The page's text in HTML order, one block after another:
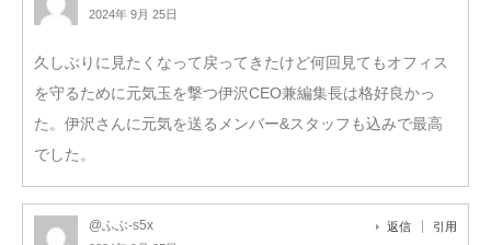
2024年 9月 25日
久しぶりに見たくなって戻ってきたけど何回見てもオフィス
を守るために元気玉を撃つ伊沢CEO兼編集長は格好良かっ
た。伊沢さんに元気を送るメンバー&スタッフも込みで最高
でした。
@ふぶ-s5x 返信 引用